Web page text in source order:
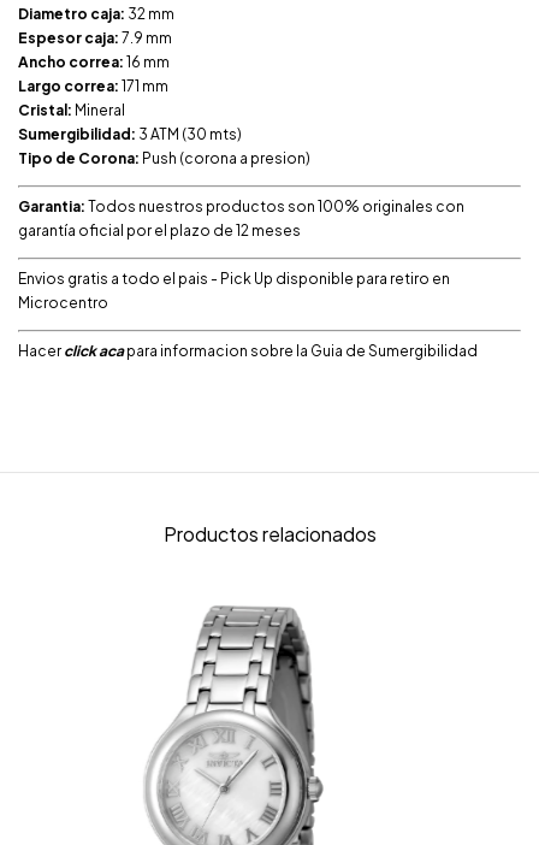
Diametro caja: 32 mm
Espesor caja: 7.9 mm
Ancho correa: 16 mm
Largo correa: 171 mm
Cristal: Mineral
Sumergibilidad: 3 ATM (30 mts)
Tipo de Corona: Push (corona a presion)
Garantia: Todos nuestros productos son 100% originales con
garantía oficial por el plazo de 12 meses
Envios gratis a todo el pais - Pick Up disponible para retiro en
Microcentro
Hacer click acapara informacion sobre la Guia de Sumergibilidad
Productos relacionados